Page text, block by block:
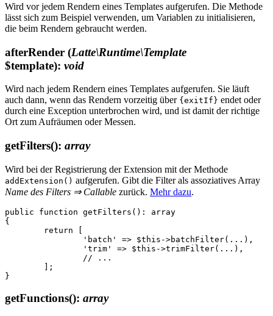
Wird vor jedem Rendern eines Templates aufgerufen. Die Methode
lässt sich zum Beispiel verwenden, um Variablen zu initialisieren,
die beim Rendern gebraucht werden.
afterRender (Latte\Runtime\Template
$template): void
Wird nach jedem Rendern eines Templates aufgerufen. Sie läuft
auch dann, wenn das Rendern vorzeitig über {exitIf} endet oder
durch eine Exception unterbrochen wird, und ist damit der richtige
Ort zum Aufräumen oder Messen.
getFilters(): array
Wird bei der Registrierung der Extension mit der Methode
addExtension() aufgerufen. Gibt die Filter als assoziatives Array
Name des Filters ⇒ Callable zurück. Mehr dazu.
public function getFilters(): array
{
getFunctions(): array